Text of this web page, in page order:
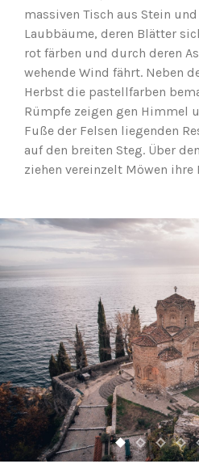
massiven Tisch aus Stein
Laubbäume, deren Blätter
rot färben und durch deren
wehende Wind fährt. Neben
Herbst die pastellfarben
Rümpfe zeigen gen Himmel
Fuße der Felsen liegenden
auf den breiten Steg. Über
ziehen vereinzelt Möwen ihre